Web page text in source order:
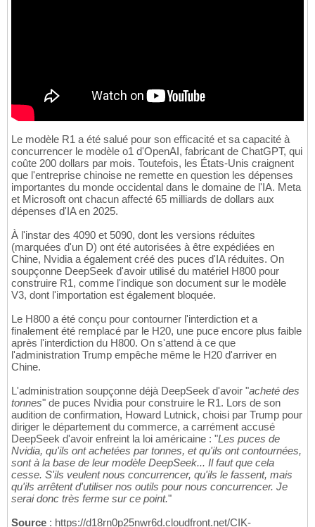
Le modèle R1 a été salué pour son efficacité et sa capacité à
concurrencer le modèle o1 d'OpenAI, fabricant de ChatGPT, qui
coûte 200 dollars par mois. Toutefois, les États-Unis craignent
que l'entreprise chinoise ne remette en question les dépenses
importantes du monde occidental dans le domaine de l'IA. Meta
et Microsoft ont chacun affecté 65 milliards de dollars aux
dépenses d'IA en 2025.
À l'instar des 4090 et 5090, dont les versions réduites
(marquées d'un D) ont été autorisées à être expédiées en
Chine, Nvidia a également créé des puces d'IA réduites. On
soupçonne DeepSeek d'avoir utilisé du matériel H800 pour
construire R1, comme l'indique son document sur le modèle
V3, dont l'importation est également bloquée.
Le H800 a été conçu pour contourner l'interdiction et a
finalement été remplacé par le H20, une puce encore plus faible
après l'interdiction du H800. On s'attend à ce que
l'administration Trump empêche même le H20 d'arriver en
Chine.
L'administration soupçonne déjà DeepSeek d'avoir "acheté des
tonnes" de puces Nvidia pour construire le R1. Lors de son
audition de confirmation, Howard Lutnick, choisi par Trump pour
diriger le département du commerce, a carrément accusé
DeepSeek d'avoir enfreint la loi américaine : "Les puces de
Nvidia, qu'ils ont achetées par tonnes, et qu'ils ont contournées,
sont à la base de leur modèle DeepSeek... Il faut que cela
cesse. S'ils veulent nous concurrencer, qu'ils le fassent, mais
qu'ils arrêtent d'utiliser nos outils pour nous concurrencer. Je
serai donc très ferme sur ce point."
Source : https://d18rn0p25nwr6d.cloudfront.net/CIK-